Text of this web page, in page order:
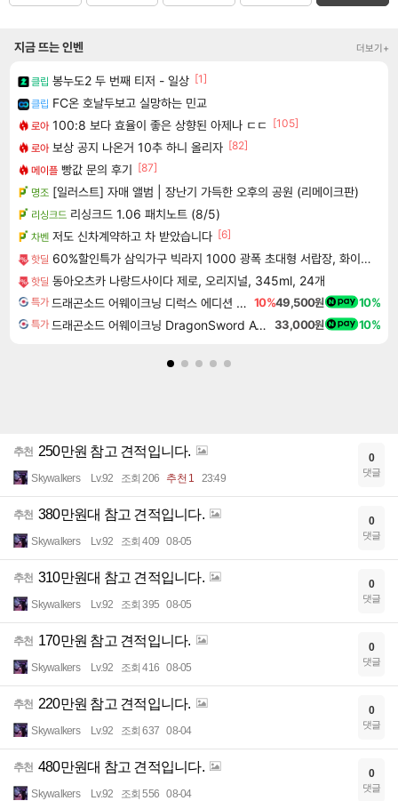
지금 뜨는 인벤 더보기+
클립 봉누도2 두 번째 티저 - 일상 [1]
클립 FC온 호날두보고 실망하는 민교
로아 100:8 보다 효율이 좋은 상향된 아제나 ㄷㄷ
[105]
로아 보상 공지 나온거 10추 하니 올리자 [82]
메이플 빵값 문의 후기 [87]
명조 [일러스트] 자매 앨범 | 장난기 가득한 오후의 공원 (리메이크판)
리싱크드 리싱크드 1.06 패치노트 (8/5)
차벤 저도 신차계약하고 차 받았습니다 [6]
핫딜 60%할인특가 삼익가구 빅라지 1000 광폭 초대형 서랍장, 화이트+오크, 1000mm, 5단
핫딜 동아오츠카 나랑드사이다 제로, 오리지널, 345ml, 24개
특가 드래곤소드 어웨이크닝 디럭스 에디션 DragonSword Awakening Deluxe Edition 10%49,500원 10%
특가 드래곤소드 어웨이크닝 DragonSword Awakening 33,000원 10%
추천 250만원 참고 견적입니다.
Skywalkers Lv.92 조회 206 추천 1 23:49
0
댓글
추천 380만원대 참고 견적입니다.
Skywalkers Lv.92 조회 409 08-05
0
댓글
추천 310만원대 참고 견적입니다.
Skywalkers Lv.92 조회 395 08-05
0
댓글
추천 170만원 참고 견적입니다.
Skywalkers Lv.92 조회 416 08-05
0
댓글
추천 220만원 참고 견적입니다.
Skywalkers Lv.92 조회 637 08-04
0
댓글
추천 480만원대 참고 견적입니다.
Skywalkers Lv.92 조회 556 08-04
0
댓글